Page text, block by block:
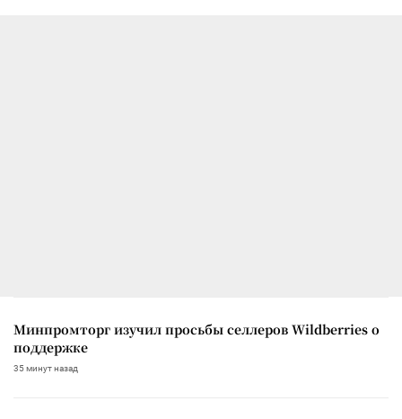
Минпромторг изучил просьбы селлеров Wildberries о
поддержке
35 минут назад